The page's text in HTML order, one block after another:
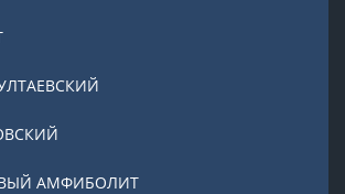
АМФИБОЛИТ